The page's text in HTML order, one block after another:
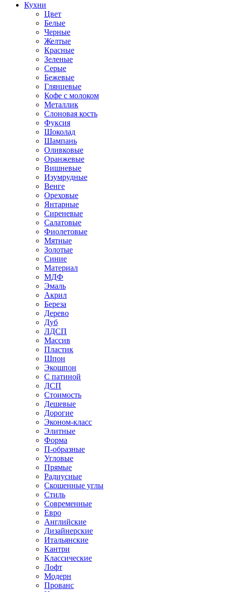
Кухни
Цвет
Белые
Черные
Желтые
Красные
Зеленые
Серые
Бежевые
Глянцевые
Кофе с молоком
Металлик
Слоновая кость
Фуксия
Шоколад
Шампань
Оливковые
Оранжевые
Вишневые
Изумрудные
Венге
Ореховые
Янтарные
Сиреневые
Салатовые
Фиолетовые
Мятные
Золотые
Синие
Материал
МДФ
Эмаль
Акрил
Береза
Дерево
Дуб
ЛДСП
Массив
Пластик
Шпон
Экошпон
С патиной
ДСП
Стоимость
Дешевые
Дорогие
Эконом-класс
Элитные
Форма
П-образные
Угловые
Прямые
Радиусные
Скошенные углы
Стиль
Современные
Евро
Английские
Дизайнерские
Итальянские
Кантри
Классические
Лофт
Модерн
Прованс